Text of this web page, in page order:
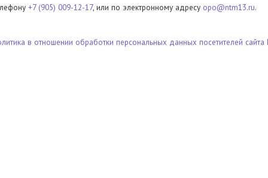
+7 (905) 009-12-17, или по электронному адресу opo@ntm13.ru.
в отношении обработки персональных данных посетителей